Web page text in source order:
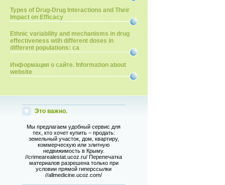
Types of Drug-Drug Interactions and Their
Impact on Efficacy
Ethnic variability and mechanisms in drug
effectiveness wtih different doses in
different populations: ca
Информация о сайте. Information about
website
Это важно.
Мы предлагаем удобный сервис для
тех, кто хочет купить – продать:
земельный участок, дом, квартиру,
коммерческую или элитную
недвижимость в Крыму.
//crimearealestat.ucoz.ru/ Перепечатка
материалов разрешена только при
условии прямой гиперссылки
//allmedicine.ucoz.com/